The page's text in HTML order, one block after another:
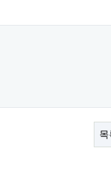
목